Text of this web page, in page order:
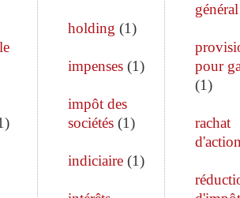
)
holding (1)
impenses(1)
impôt des
sociétés(1)
indiciaire(1)
général
pour
(1)
rachat